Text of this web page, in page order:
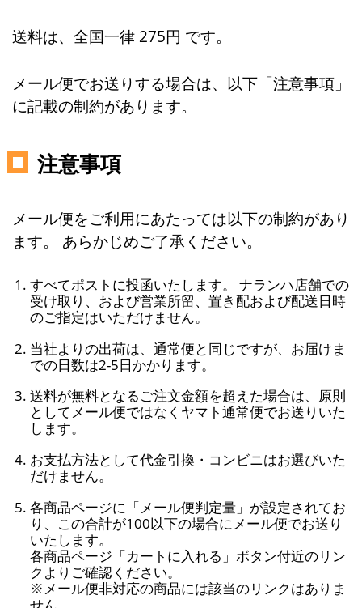
送料は、全国一律 275円 です。
メール便でお送りする場合は、以下「注意事項」
に記載の制約があります。
注意事項
メール便をご利用にあたっては以下の制約があり
ます。 あらかじめご了承ください。
すべてポストに投函いたします。 ナランハ店舗での
受け取り、および営業所留、置き配および配送日時
のご指定はいただけません。
当社よりの出荷は、通常便と同じですが、お届けま
での日数は2-5日かかります。
送料が無料となるご注文金額を超えた場合は、原則
としてメール便ではなくヤマト通常便でお送りいた
します。
お支払方法として代金引換・コンビニはお選びいた
だけません。
各商品ページに「メール便判定量」が設定されてお
り、この合計が100以下の場合にメール便でお送り
いたします。
各商品ページ「カートに入れる」ボタン付近のリン
クよりご確認ください。
※メール便非対応の商品には該当のリンクはありま
せん。